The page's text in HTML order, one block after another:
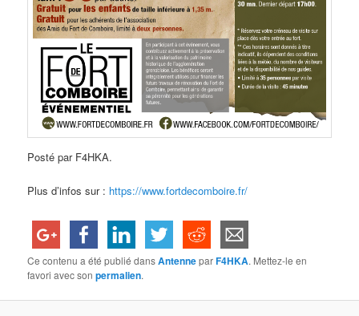
Posté par F4HKA.
Plus d’infos sur : https://www.fortdecomboire.fr/
Ce contenu a été publié dansAntenneparF4HKA. Mettez-le en
favori avec sonpermalien.